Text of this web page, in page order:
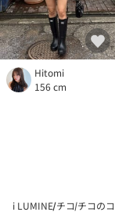
Hitomi
156 cm
i LUMINE チコ チコの